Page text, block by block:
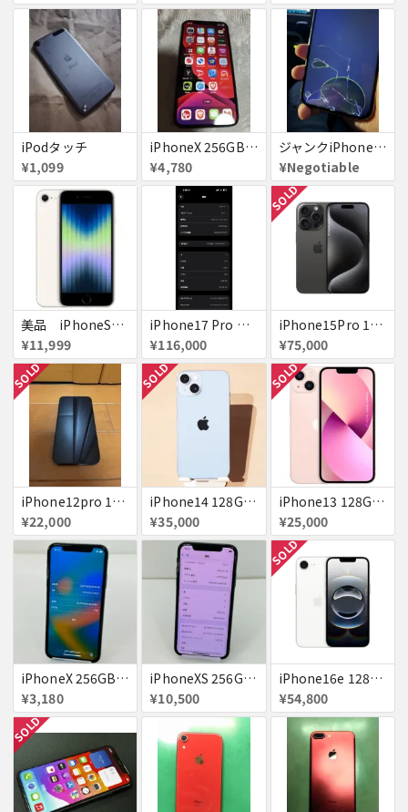
iPodタッチ
¥1,099
iPhoneX 256GB ▲softbank ジャンク スペースグレイ A1902 送料無料
¥4,780
ジャンクiPhone13ProMax 128GB ドコモ
¥Negotiable
美品 iPhoneSE２ ｉＯＳ１８
¥11,999
iPhone17 Pro Max 256GB 画面割れ
¥116,000
SOLD
iPhone15Pro 128GB ブラックチタニウム au
¥75,000
SOLD
iPhone12pro 128GB ブルー 赤ロム
¥22,000
SOLD
iPhone14 128GB Blue au 送料無料
¥35,000
SOLD
iPhone13 128GB ピンク docomo 送料無料
¥25,000
iPhoneX 256GB 赤ロム au ジャンク スペースグレイ A1902 送料無料
¥3,180
iPhoneXS 256GB 赤ロム 超美品 SoftBank ジャンク スペースグレイ MTE02J/A 送料無料
¥10,500
SOLD
iPhone16e 128GB ホワイト 送料無料
¥54,800
SOLD